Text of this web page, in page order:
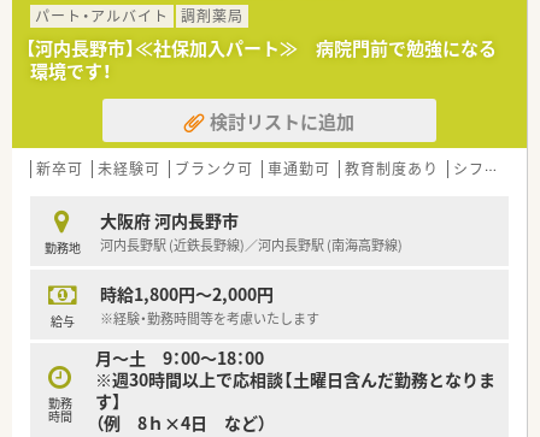
パート・アルバイト
調剤薬局
【河内長野市】≪社保加入パート≫ 病院門前で勉強になる
環境です！
検討リストに追加
新卒可 未経験可 ブランク可 車通勤可 教育制度あり シフト制
勤務地
大阪府 河内長野市
河内長野駅 (近鉄長野線)／河内長野駅 (南海高野線)
給与
時給1,800円～2,000円
※経験・勤務時間等を考慮いたします
勤務
時間
月～土 9：00～18：00
※週30時間以上で応相談【土曜日含んだ勤務となりま
す】
（例 8ｈ×4日 など）